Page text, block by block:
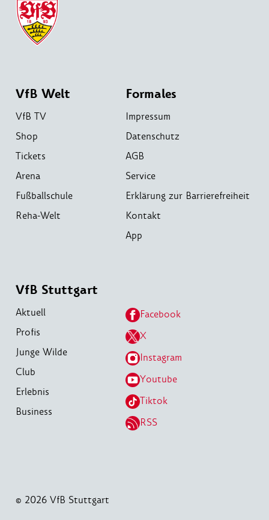
VfB Welt
VfB TV
Shop
Tickets
Arena
Fußballschule
Reha-Welt
Formales
Impressum
Datenschutz
AGB
Service
Erklärung zur Barrierefreiheit
Kontakt
App
VfB Stuttgart
Aktuell
Profis
Junge Wilde
Club
Erlebnis
Business
Facebook
X
Instagram
Youtube
Tiktok
RSS
© 2026 VfB Stuttgart